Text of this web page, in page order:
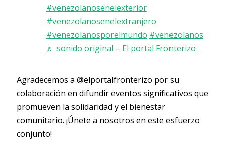
#venezolanosenelexterior
#venezolanosenelextranjero
#venezolanosporelmundo #venezolanos
♬ sonido original – El portal Fronterizo
Agradecemos a @elportalfronterizo por su
colaboración en difundir eventos significativos que
promueven la solidaridad y el bienestar
comunitario. ¡Únete a nosotros en este esfuerzo
conjunto!